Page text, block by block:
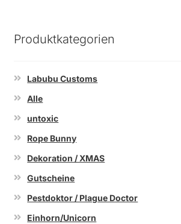
Produktkategorien
Labubu Customs
Alle
untoxic
Rope Bunny
Dekoration / XMAS
Gutscheine
Pestdoktor / Plague Doctor
Einhorn/Unicorn